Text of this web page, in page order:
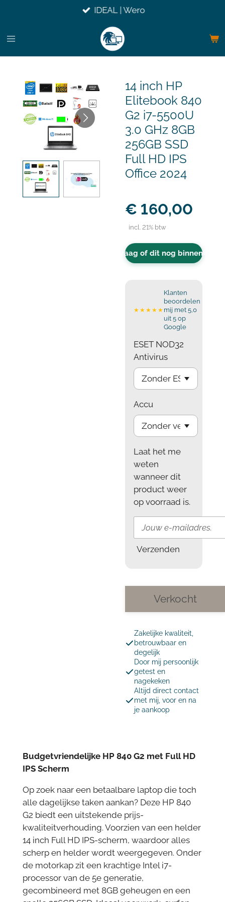
naar
IDEAL | Wero
14 inch HP
Elitebook 840
G2 i7-5500U
3.0 GHz 8GB
256GB SSD
Full HD IPS
Office 2024
€ 160,00
incl. 21% btw
Vraag of dit nog binnenkomt
★★★★★
Klanten
beoordelen
mij met 5,0
uit 5 op
Google
ESET NOD32
Antivirus
Accu
Laat het me
weten
wanneer dit
product weer
op voorraad is.
Verzenden
Verkocht
Zakelijke kwaliteit,
betrouwbaar en
degelijk
Door mij persoonlijk
getest en
nagekeken
Altijd direct contact
met mij, voor en na
je aankoop
Budgetvriendelijke HP 840 G2 met Full HD
IPS Scherm
Op zoek naar een betaalbare laptop die toch
alle dagelijkse taken aankan? Deze HP 840
G2 biedt een uitstekende prijs-
kwaliteitverhouding. Voorzien van een helder
14 inch Full HD IPS-scherm, waardoor alles
scherp en helder wordt weergegeven. Onder
de motorkap zit een krachtige Intel i7-
processor van de 5e generatie,
gecombineerd met 8GB geheugen en een